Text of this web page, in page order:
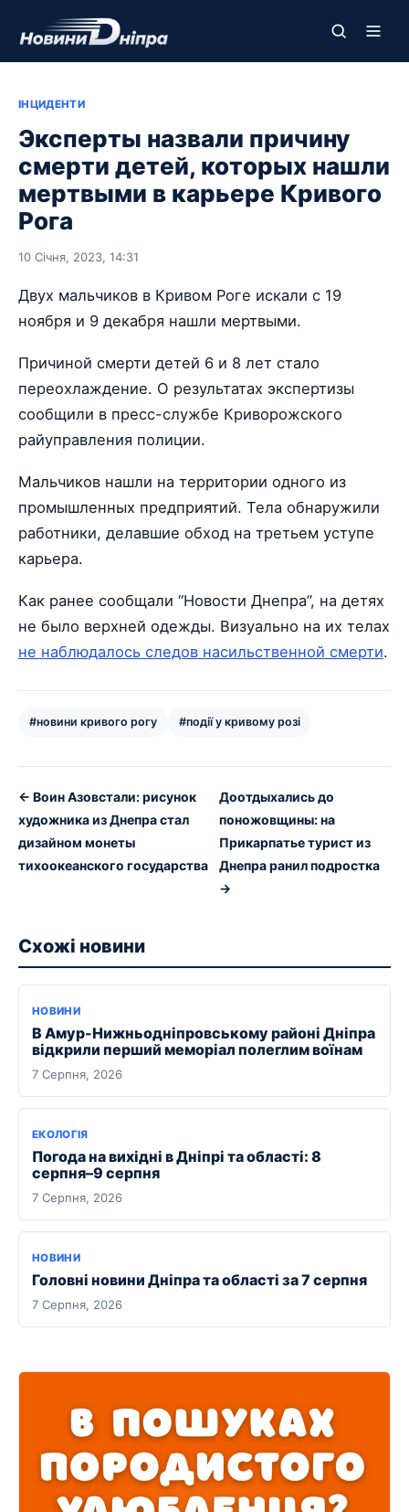
ІНЦИДЕНТИ
Эксперты назвали причину
смерти детей, которых нашли
мертвыми в карьере Кривого
Рога
10 Січня, 2023, 14:31
Двух мальчиков в Кривом Роге искали с 19
ноября и 9 декабря нашли мертвыми.
Причиной смерти детей 6 и 8 лет стало
переохлаждение. О результатах экспертизы
сообщили в пресс-службе Криворожского
райуправления полиции.
Мальчиков нашли на территории одного из
промышленных предприятий. Тела обнаружили
работники, делавшие обход на третьем уступе
карьера.
Как ранее сообщали “Новости Днепра”, на детях
не было верхней одежды. Визуально на их телах
не наблюдалось следов насильственной смерти.
#новини кривого рогу #події у кривому розі
← Воин Азовстали: рисунок
художника из Днепра стал
дизайном монеты
тихоокеанского государства
Доотдыхались до
поножовщины: на
Прикарпатье турист из
Днепра ранил подростка
→
Схожі новини
НОВИНИ
В Амур-Нижньодніпровському районі Дніпра
відкрили перший меморіал полеглим воїнам
7 Серпня, 2026
ЕКОЛОГІЯ
Погода на вихідні в Дніпрі та області: 8
серпня–9 серпня
7 Серпня, 2026
НОВИНИ
Головні новини Дніпра та області за 7 серпня
7 Серпня, 2026